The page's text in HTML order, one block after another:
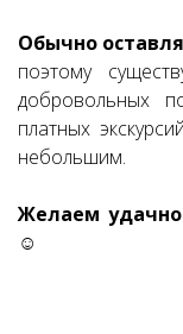
Обычно
поэтому
добровольных
платных
небольшим.
Желаем
☺